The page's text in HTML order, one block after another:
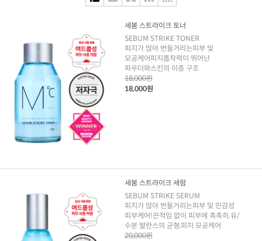
세붐 스트라이크 토너
SEBUM STRIKE TONER
피지가 많아 번들거리는피부 및
모공케어피지흡착력이 뛰어난
파우더와스킨의 이층 구조
18,000원
18,000원
세붐 스트라이크 세럼
SEBUM STRIKE SERUM
피지가 많아 번들거리는피부 및 민감성
피부케어!끈적임 없이 피부에 촉촉히.유/
수분 발란스의 균형,피지 모공케어
20,000원